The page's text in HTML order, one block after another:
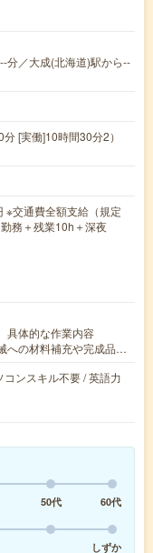
分／大成(北海道)駅から--
[実働]10時間30分2）
※交通費全額支給（規定
務＋残業10h＋深夜
具体的な作業内容
への材料補充や完成品…
コンスキル不要 / 英語力
50代
60代
しずか